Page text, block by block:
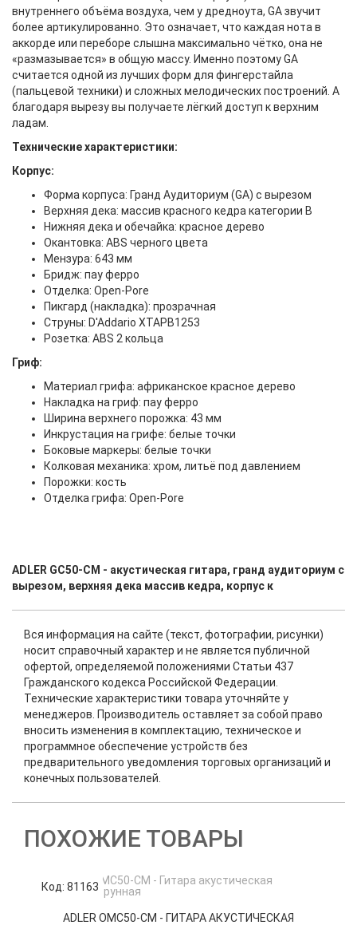
внутреннего объёма воздуха, чем у дредноута, GA звучит
более артикулированно. Это означает, что каждая нота в
аккорде или переборе слышна максимально чётко, она не
«размазывается» в общую массу. Именно поэтому GA
считается одной из лучших форм для фингерстайла
(пальцевой техники) и сложных мелодических построений. А
благодаря вырезу вы получаете лёгкий доступ к верхним
ладам.
Технические характеристики:
Корпус:
Форма корпуса: Гранд Аудиториум (GA) с вырезом
Верхняя дека: массив красного кедра категории B
Нижняя дека и обечайка: красное дерево
Окантовка: ABS черного цвета
Мензура: 643 мм
Бридж: пау ферро
Отделка: Open-Pore
Пикгард (накладка): прозрачная
Струны: D'Addario XTAPB1253
Розетка: ABS 2 кольца
Гриф:
Материал грифа: африканское красное дерево
Накладка на гриф: пау ферро
Ширина верхнего порожка: 43 мм
Инкрустация на грифе: белые точки
Боковые маркеры: белые точки
Колковая механика: хром, литьё под давлением
Порожки: кость
Отделка грифа: Open-Pore
ADLER GC50-CM - акустическая гитара, гранд аудиториум с
вырезом, верхняя дека массив кедра, корпус к
Вся информация на сайте (текст, фотографии, рисунки)
носит справочный характер и не является публичной
офертой, определяемой положениями Статьи 437
Гражданского кодекса Российской Федерации.
Технические характеристики товара уточняйте у
менеджеров. Производитель оставляет за собой право
вносить изменения в комплектацию, техническое и
программное обеспечение устройств без
предварительного уведомления торговых организаций и
конечных пользователей.
ПОХОЖИЕ ТОВАРЫ
Код: 81163
ADLER OMC50-CM - ГИТАРА АКУСТИЧЕСКАЯ